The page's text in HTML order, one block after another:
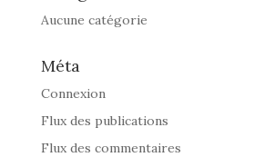
Aucune catégorie
Méta
Connexion
Flux des publications
Flux des commentaires